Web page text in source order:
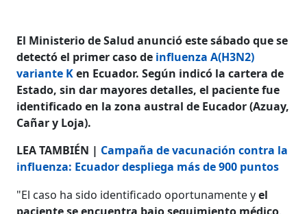
El Ministerio de Salud anunció este sábado que se
detectó el primer caso de influenza A(H3N2)
variante Ken Ecuador. Según indicó la cartera de
Estado, sin dar mayores detalles, el paciente fue
identificado en la zona austral de Eucador (Azuay,
Cañar y Loja).
LEA TAMBIÉN | Campaña de vacunación contra la
influenza: Ecuador despliega más de 900 puntos
"El caso ha sido identificado oportunamente yel